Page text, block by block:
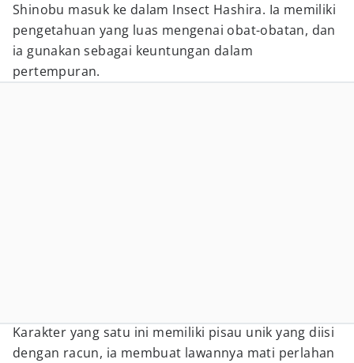
Shinobu masuk ke dalam Insect Hashira. Ia memiliki
pengetahuan yang luas mengenai obat-obatan, dan
ia gunakan sebagai keuntungan dalam
pertempuran.
Karakter yang satu ini memiliki pisau unik yang diisi
dengan racun, ia membuat lawannya mati perlahan